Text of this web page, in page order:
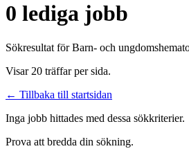
0 lediga jobb
Sökresultat förBarn- och
Visar 20 träffar per sida.
← Tillbaka till startsidan
Inga jobb hittades med dessa sökkriterier.
Prova att bredda din sökning.